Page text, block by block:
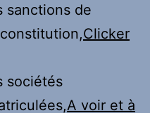
sanctions de
Clicker
sociétés
A voir et à